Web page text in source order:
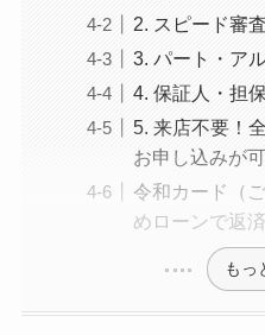
2. スピード審
3. パート・ア
4. 保証人・担
5. 来店不要！
お申し込みが可
令和カード（
めローンで返
もっ